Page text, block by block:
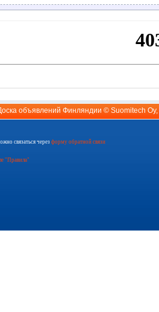
объявлений Финляндии © Suomitech Oy
связаться через форму обратной связи
"Правила"